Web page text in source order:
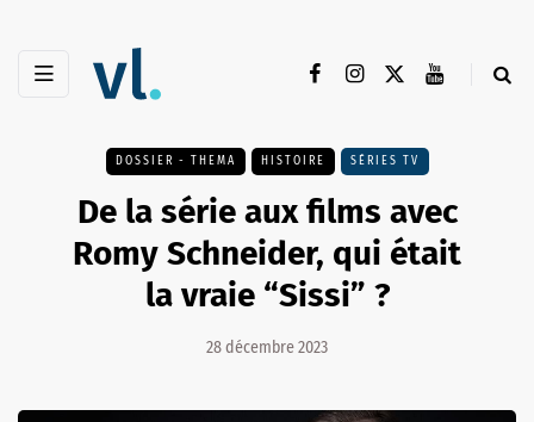
DOSSIER - THEMA HISTOIRE SÉRIES TV
De la série aux films avec
Romy Schneider, qui était
la vraie “Sissi” ?
28 décembre 2023